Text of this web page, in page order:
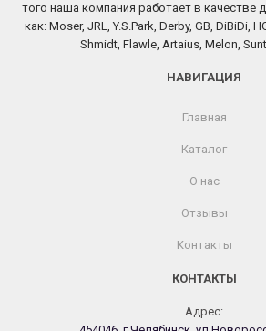
того наша компания работает в качестве
как: Moser, JRL, Y.S.Park, Derby, GB, DiBiDi,
Shmidt, Flawle, Artaius, Melon,
НАВИГАЦИЯ
Главная
Каталог
О нас
Отзывы
Контакты
КОНТАКТЫ
Адрес: